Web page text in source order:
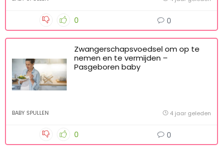
0 0
Zwangerschapsvoedsel om op te
nemen en te vermijden –
Pasgeboren baby
BABY SPULLEN 4 jaar geleden
0 0